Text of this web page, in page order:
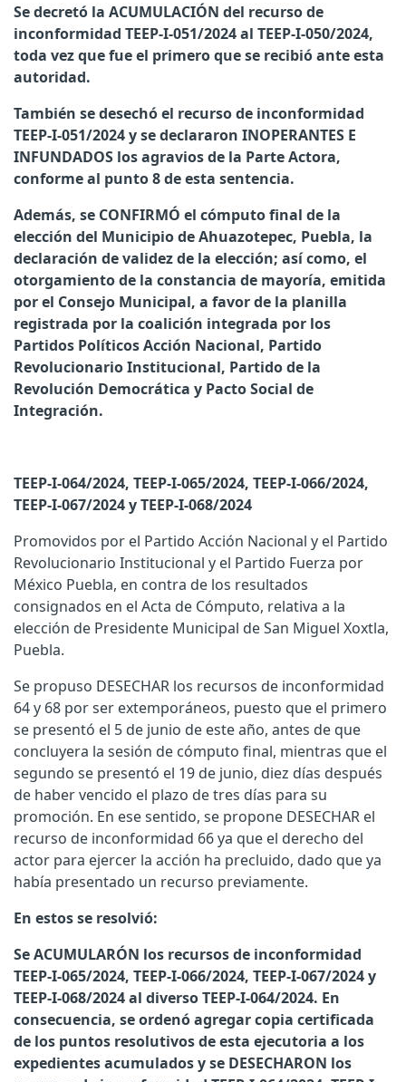
Se decretó la ACUMULACIÓN del recurso de
inconformidad TEEP-I-051/2024 al TEEP-I-050/2024,
toda vez que fue el primero que se recibió ante esta
autoridad.
También se desechó el recurso de inconformidad
TEEP-I-051/2024 y se declararon INOPERANTES E
INFUNDADOS los agravios de la Parte Actora,
conforme al punto 8 de esta sentencia.
Además, se CONFIRMÓ el cómputo final de la
elección del Municipio de Ahuazotepec, Puebla, la
declaración de validez de la elección; así como, el
otorgamiento de la constancia de mayoría, emitida
por el Consejo Municipal, a favor de la planilla
registrada por la coalición integrada por los
Partidos Políticos Acción Nacional, Partido
Revolucionario Institucional, Partido de la
Revolución Democrática y Pacto Social de
Integración.
TEEP-I-064/2024, TEEP-I-065/2024, TEEP-I-066/2024,
TEEP-I-067/2024 y TEEP-I-068/2024
Promovidos por el Partido Acción Nacional y el Partido
Revolucionario Institucional y el Partido Fuerza por
México Puebla, en contra de los resultados
consignados en el Acta de Cómputo, relativa a la
elección de Presidente Municipal de San Miguel Xoxtla,
Puebla.
Se propuso DESECHAR los recursos de inconformidad
64 y 68 por ser extemporáneos, puesto que el primero
se presentó el 5 de junio de este año, antes de que
concluyera la sesión de cómputo final, mientras que el
segundo se presentó el 19 de junio, diez días después
de haber vencido el plazo de tres días para su
promoción. En ese sentido, se propone DESECHAR el
recurso de inconformidad 66 ya que el derecho del
actor para ejercer la acción ha precluido, dado que ya
había presentado un recurso previamente.
En estos se resolvió:
Se ACUMULARÓN los recursos de inconformidad
TEEP-I-065/2024, TEEP-I-066/2024, TEEP-I-067/2024 y
TEEP-I-068/2024 al diverso TEEP-I-064/2024. En
consecuencia, se ordenó agregar copia certificada
de los puntos resolutivos de esta ejecutoria a los
expedientes acumulados y se DESECHARON los